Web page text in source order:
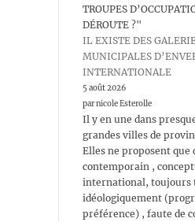
TROUPES
DÉROUTE ?"
IL EXISTE DES
MUNICIPALES
INTERNATIONALE
5 août 2026
par nicole Esterolle
Il y en une dans
grandes villes de
Elles ne proposent que
contemporain ,
international, toujours
idéologiquement
préférence) , faute de